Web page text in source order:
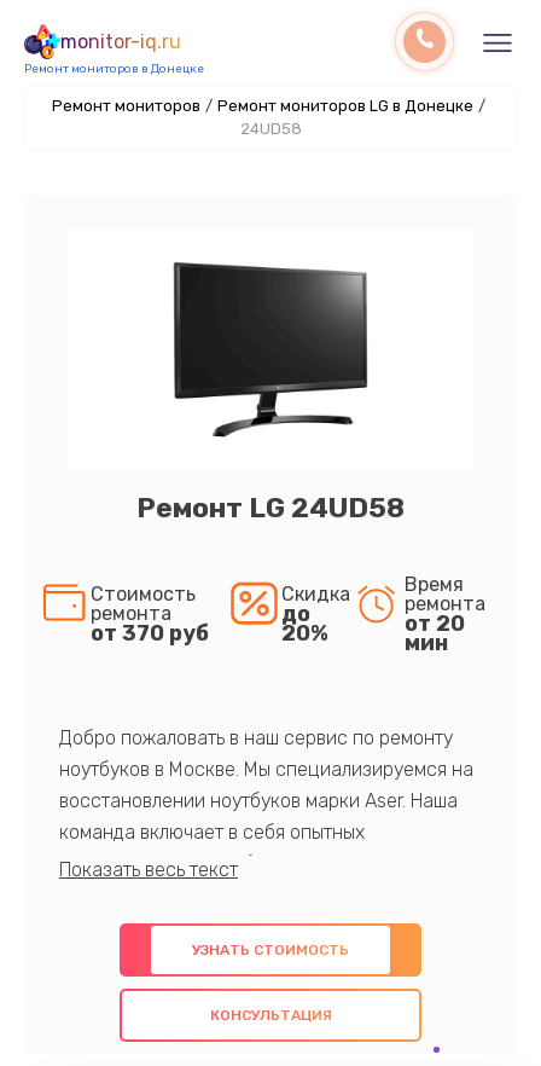
monitor-iq.ru
Ремонт мониторов в Донецке
Ремонт мониторов / Ремонт мониторов LG в Донецке /
24UD58
Ремонт LG 24UD58
Стоимость
ремонта
от 370 руб
Скидка
до
20%
Время
ремонта
от 20
мин
Добро пожаловать в наш сервис по ремонту
ноутбуков в Москве. Мы специализируемся на
восстановлении ноутбуков марки Aser. Наша
команда включает в себя опытных
профессионалов с обширными знаниями и
предлагаем быстрый и качественный ремонт с
использованием оригинальных компонентов, а
также гарантируем качество всех
проведенных работ. Наша цель - предоставить
УЗНАТЬ СТОИМОСТЬ
КОНСУЛЬТАЦИЯ